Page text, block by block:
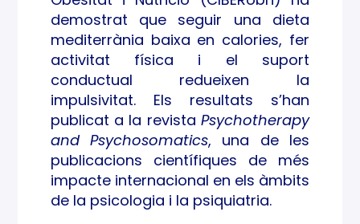
demostrat que seguir una dieta
mediterrània baixa en calories, fer
activitat física i el suport
conductual redueixen la
impulsivitat. Els resultats s’han
publicat a la revistaPsychotherapy
and Psychosomatics, una de les
publicacions científiques de més
impacte internacional en els àmbits
de la psicologia i la psiquiatria.